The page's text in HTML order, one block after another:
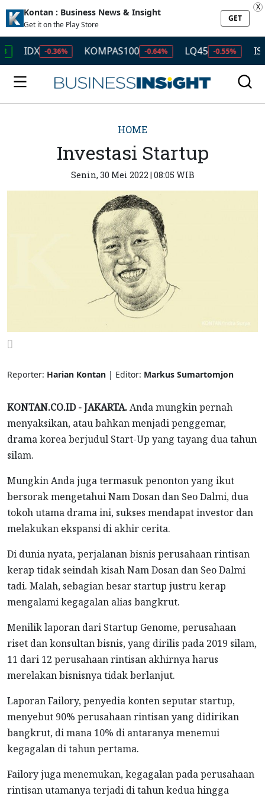
Kontan : Business News & Insight
Get it on the Play Store
GET
X
-0.36% KOMPAS100 -0.64% LQ45 -0.55% ISSI -
HOME
Investasi Startup
Senin, 30 Mei 2022 | 08:05 WIB
[]
Reporter: Harian Kontan | Editor: Markus Sumartomjon
KONTAN.CO.ID - JAKARTA.Anda mungkin pernah
menyaksikan, atau bahkan menjadi penggemar,
drama korea berjudul Start-Up yang tayang dua tahun
silam.
Mungkin Anda juga termasuk penonton yang ikut
bersorak mengetahui Nam Dosan dan Seo Dalmi, dua
tokoh utama drama ini, sukses mendapat investor dan
melakukan ekspansi di akhir cerita.
Di dunia nyata, perjalanan bisnis perusahaan rintisan
kerap tidak seindah kisah Nam Dosan dan Seo Dalmi
tadi. Malah, sebagian besar startup justru kerap
mengalami kegagalan alias bangkrut.
Menilik laporan dari Startup Genome, perusahaan
riset dan konsultan bisnis, yang dirilis pada 2019 silam,
11 dari 12 perusahaan rintisan akhirnya harus
merelakan bisnisnya tidak berlanjut.
Laporan Failory, penyedia konten seputar startup,
menyebut 90% perusahaan rintisan yang didirikan
bangkrut, di mana 10% di antaranya menemui
kegagalan di tahun pertama.
Failory juga menemukan, kegagalan pada perusahaan
rintisan utamanya terjadi di tahun kedua hingga